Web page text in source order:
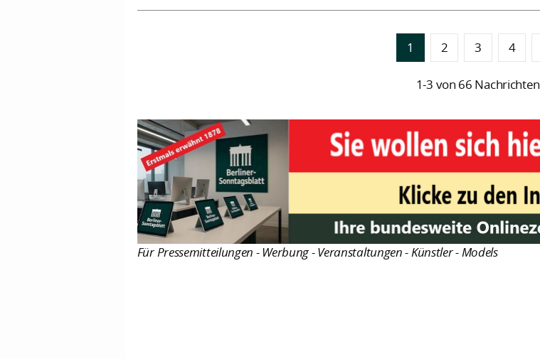
1 2 3 4
1-3 von 66 Nachrichten
Für Pressemitteilungen - Werbung - Veranstaltungen - Künstler - Models